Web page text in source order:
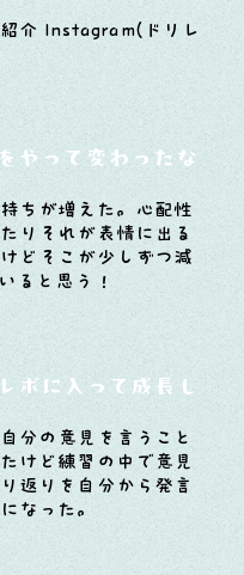
介 Instagram(ドリレ
やって変わったなと思
ちが増えた。心配性
りそれが表情に出る
どそこが少しずつ減
ると思う！
ボに入って成長した
分の意見を言うこと
けど練習の中で意見
返りを自分から発言
なった。